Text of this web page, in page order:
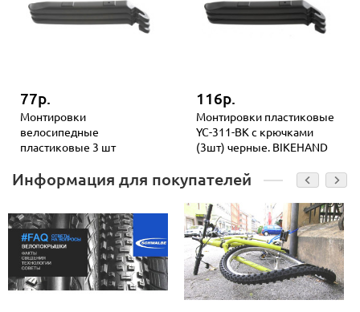
77р.
Монтировки
велосипедные
пластиковые 3 шт
116р.
Монтировки пластиковые
YC-311-BK с крючками
(3шт) черные. BIKEHAND
Информация для покупателей